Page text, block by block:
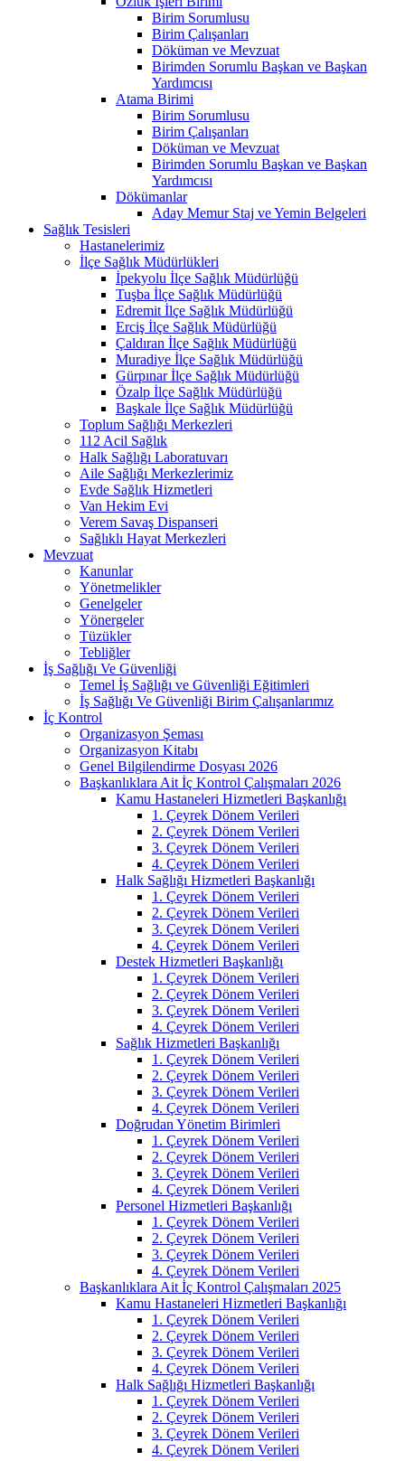
Birim Sorumlusu
Birim Çalışanları
Döküman ve Mevzuat
Birimden Sorumlu Başkan ve Başkan
Yardımcısı
Atama Birimi
Birim Sorumlusu
Birim Çalışanları
Döküman ve Mevzuat
Birimden Sorumlu Başkan ve Başkan
Yardımcısı
Dökümanlar
Aday Memur Staj ve Yemin Belgeleri
Sağlık Tesisleri
Hastanelerimiz
İlçe Sağlık Müdürlükleri
İpekyolu İlçe Sağlık Müdürlüğü
Tuşba İlçe Sağlık Müdürlüğü
Edremit İlçe Sağlık Müdürlüğü
Erciş İlçe Sağlık Müdürlüğü
Çaldıran İlçe Sağlık Müdürlüğü
Muradiye İlçe Sağlık Müdürlüğü
Gürpınar İlçe Sağlık Müdürlüğü
Özalp İlçe Sağlık Müdürlüğü
Başkale İlçe Sağlık Müdürlüğü
Toplum Sağlığı Merkezleri
112 Acil Sağlık
Halk Sağlığı Laboratuvarı
Aile Sağlığı Merkezlerimiz
Evde Sağlık Hizmetleri
Van Hekim Evi
Verem Savaş Dispanseri
Sağlıklı Hayat Merkezleri
Mevzuat
Kanunlar
Yönetmelikler
Genelgeler
Yönergeler
Tüzükler
Tebliğler
İş Sağlığı Ve Güvenliği
Temel İş Sağlığı ve Güvenliği Eğitimleri
İş Sağlığı Ve Güvenliği Birim Çalışanlarımız
İç Kontrol
Organizasyon Şeması
Organizasyon Kitabı
Genel Bilgilendirme Dosyası 2026
Başkanlıklara Ait İç Kontrol Çalışmaları 2026
Kamu Hastaneleri Hizmetleri Başkanlığı
1. Çeyrek Dönem Verileri
2. Çeyrek Dönem Verileri
3. Çeyrek Dönem Verileri
4. Çeyrek Dönem Verileri
Halk Sağlığı Hizmetleri Başkanlığı
1. Çeyrek Dönem Verileri
2. Çeyrek Dönem Verileri
3. Çeyrek Dönem Verileri
4. Çeyrek Dönem Verileri
Destek Hizmetleri Başkanlığı
1. Çeyrek Dönem Verileri
2. Çeyrek Dönem Verileri
3. Çeyrek Dönem Verileri
4. Çeyrek Dönem Verileri
Sağlık Hizmetleri Başkanlığı
1. Çeyrek Dönem Verileri
2. Çeyrek Dönem Verileri
3. Çeyrek Dönem Verileri
4. Çeyrek Dönem Verileri
Doğrudan Yönetim Birimleri
1. Çeyrek Dönem Verileri
2. Çeyrek Dönem Verileri
3. Çeyrek Dönem Verileri
4. Çeyrek Dönem Verileri
Personel Hizmetleri Başkanlığı
1. Çeyrek Dönem Verileri
2. Çeyrek Dönem Verileri
3. Çeyrek Dönem Verileri
4. Çeyrek Dönem Verileri
Başkanlıklara Ait İç Kontrol Çalışmaları 2025
Kamu Hastaneleri Hizmetleri Başkanlığı
1. Çeyrek Dönem Verileri
2. Çeyrek Dönem Verileri
3. Çeyrek Dönem Verileri
4. Çeyrek Dönem Verileri
Halk Sağlığı Hizmetleri Başkanlığı
1. Çeyrek Dönem Verileri
2. Çeyrek Dönem Verileri
3. Çeyrek Dönem Verileri
4. Çeyrek Dönem Verileri